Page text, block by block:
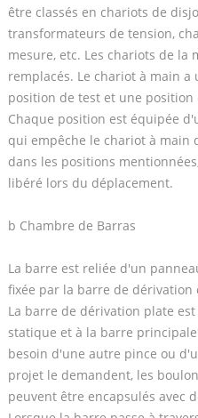
être classés en chariots de
transformateurs de tension,
mesure, etc. Les chariots de la
remplacés. Le chariot à main
position de test et une
Chaque position est équipée
qui empêche le chariot à main
dans les positions
libéré lors du déplacement.
b Chambre de Barras
La barre est reliée d'un
fixée par la barre de
La barre de dérivation plate
statique et à la barre
besoin d'une autre pince ou
projet le demandent, les
peuvent être encapsulés avec